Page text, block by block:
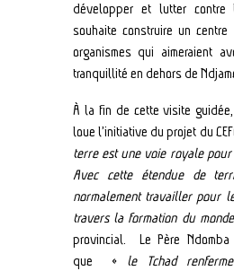
développer et lutter
souhaite construire un
organismes qui aimeraient
tranquillité en dehors de
À la fin de cette visite
loue l’initiative du projet du
terre est une voie royale
Avec cette étendue de
normalement travailler pour
travers la formation du
provincial. Le Père Ndomba
que « le Tchad